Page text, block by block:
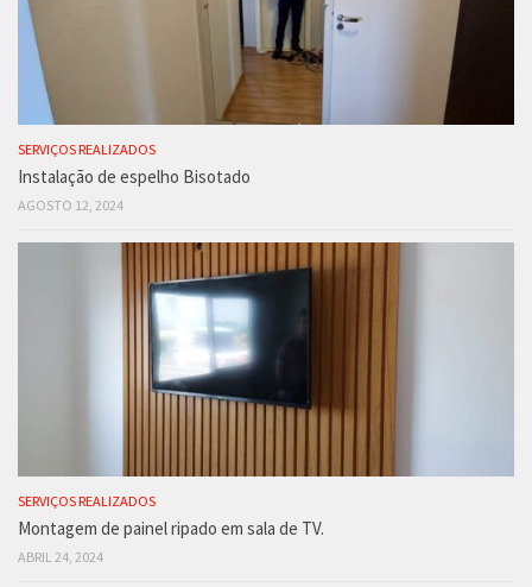
SERVIÇOS REALIZADOS
Instalação de espelho Bisotado
AGOSTO 12, 2024
SERVIÇOS REALIZADOS
Montagem de painel ripado em sala de TV.
ABRIL 24, 2024